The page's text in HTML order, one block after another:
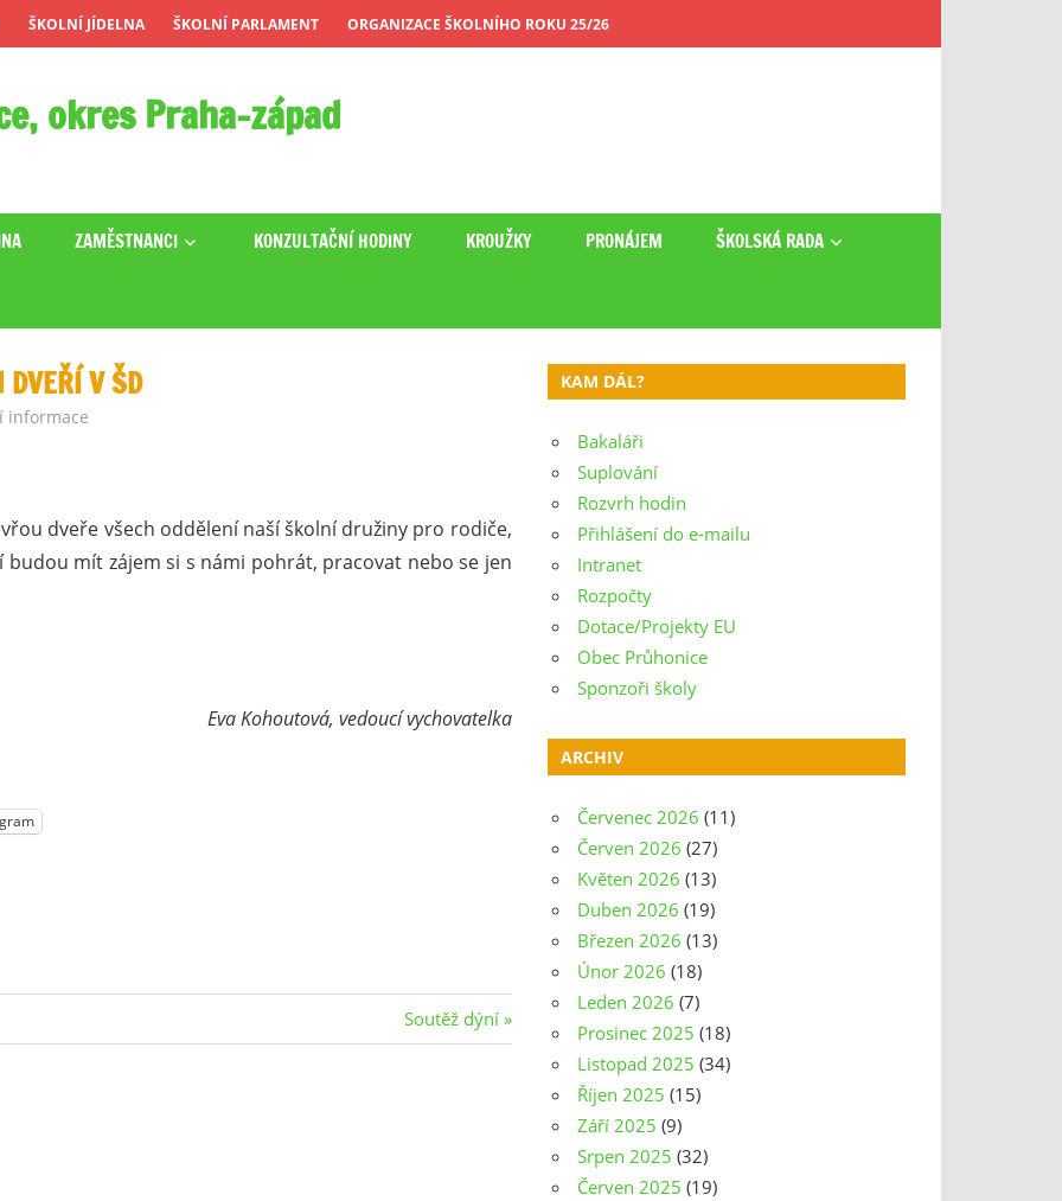
ŠKOLNÍ JÍDELNA ŠKOLNÍ PARLAMENT ORGANIZACE ŠKOLNÍHO ROKU 25/26
okres Praha-západ
ZAMĚSTNANCI KONZULTAČNÍ HODINY KROUŽKY PRONÁJEM ŠKOLSKÁ RADA
DVEŘÍ V ŠD
informace
dveře všech oddělení naší školní družiny pro rodiče,
budou mít zájem si s námi pohrát, pracovat nebo se jen
Eva Kohoutová, vedoucí vychovatelka
Next
Post:
Soutěž dýní
KAM DÁL?
Bakaláři
Suplování
Rozvrh hodin
Přihlášení do e-mailu
Intranet
Rozpočty
Dotace/Projekty EU
Obec Průhonice
Sponzoři školy
ARCHIV
Červenec 2026 (11)
Červen 2026 (27)
Květen 2026 (13)
Duben 2026 (19)
Březen 2026 (13)
Únor 2026 (18)
Leden 2026 (7)
Prosinec 2025 (18)
Listopad 2025 (34)
Říjen 2025 (15)
Září 2025 (9)
Srpen 2025 (32)
Červen 2025 (19)